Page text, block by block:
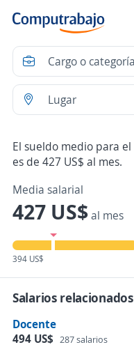
El sueldo medio para
es de 427 US$ al mes.
Media salarial
427 US$al mes
394 US$
Salarios relacionados
Docente
494 US$ 287 salarios